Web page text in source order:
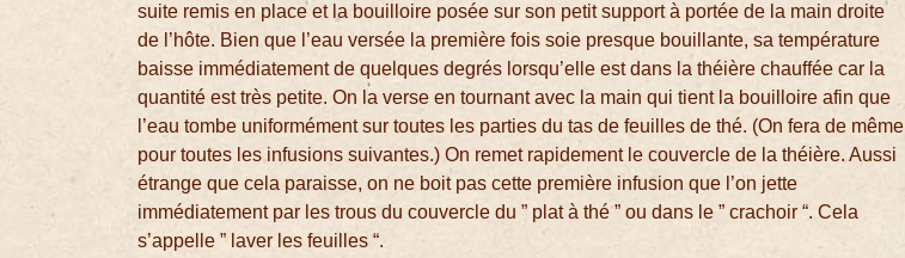
suite remis en place et la bouilloire posée sur son petit support à portée de la main droite
de l’hôte. Bien que l’eau versée la première fois soie presque bouillante, sa température
baisse immédiatement de quelques degrés lorsqu’elle est dans la théière chauffée car la
quantité est très petite. On la verse en tournant avec la main qui tient la bouilloire afin que
l’eau tombe uniformément sur toutes les parties du tas de feuilles de thé. (On fera de même
pour toutes les infusions suivantes.) On remet rapidement le couvercle de la théière. Aussi
étrange que cela paraisse, on ne boit pas cette première infusion que l’on jette
immédiatement par les trous du couvercle du ” plat à thé ” ou dans le ” crachoir “. Cela
s’appelle ” laver les feuilles “.